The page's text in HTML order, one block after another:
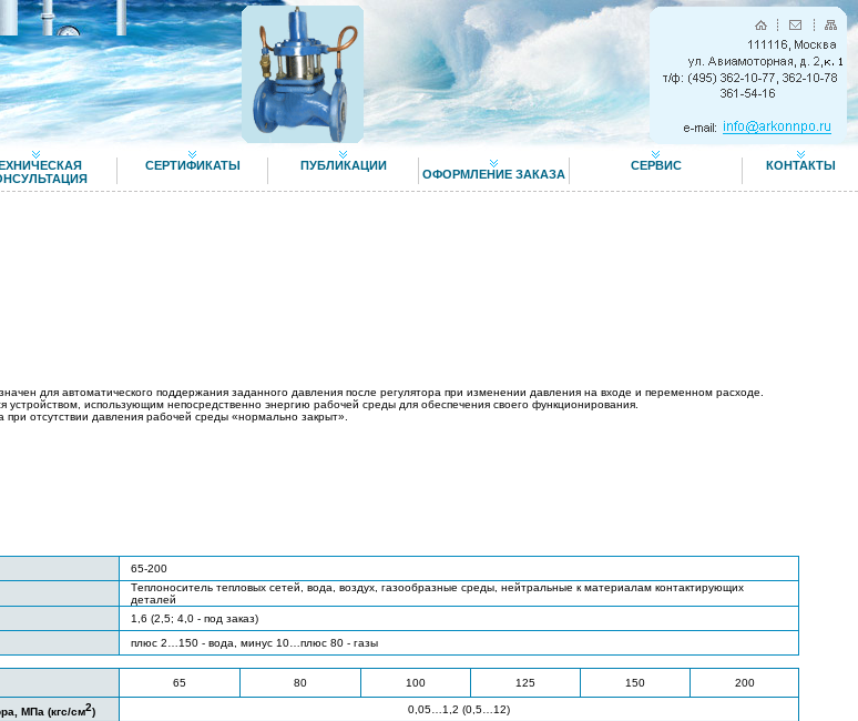
СЕРТИФИКАТЫ ПУБЛИКАЦИИ
ОФОРМЛЕНИЕ ЗАКАЗА
СЕРВИС КОНТАКТЫ
для автоматического поддержания заданного давления после регулятора при изменении давления на входе и переменном расходе.
устройством, использующим непосредственно энергию рабочей среды для обеспечения своего функционирования.
при отсутствии давления рабочей среды «нормально закрыт».
65-200
Теплоноситель тепловых сетей, вода, воздух, газообразные среды, нейтральные к материалам контактирующих
деталей
1,6 (2,5; 4,0 - под заказ)
плюс 2…150 - вода, минус 10…плюс 80 - газы
65 80 100 125 150 200
МПа (кгс/см2) 0,05…1,2 (0,5…12)